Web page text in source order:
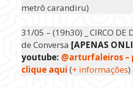
metrô carandiru)
31/05 – (19h30) _ CIRCO DE
de Conversa [APENAS
youtube: @arturfaleiros
clique aqui (+ informações)